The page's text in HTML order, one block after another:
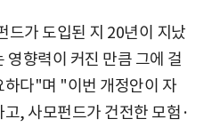
드가 도입된 지 20년이 지났
영향력이 커진 만큼 그에 걸
하다"며 "이번 개정안이 자
, 사모펀드가 건전한 모험·